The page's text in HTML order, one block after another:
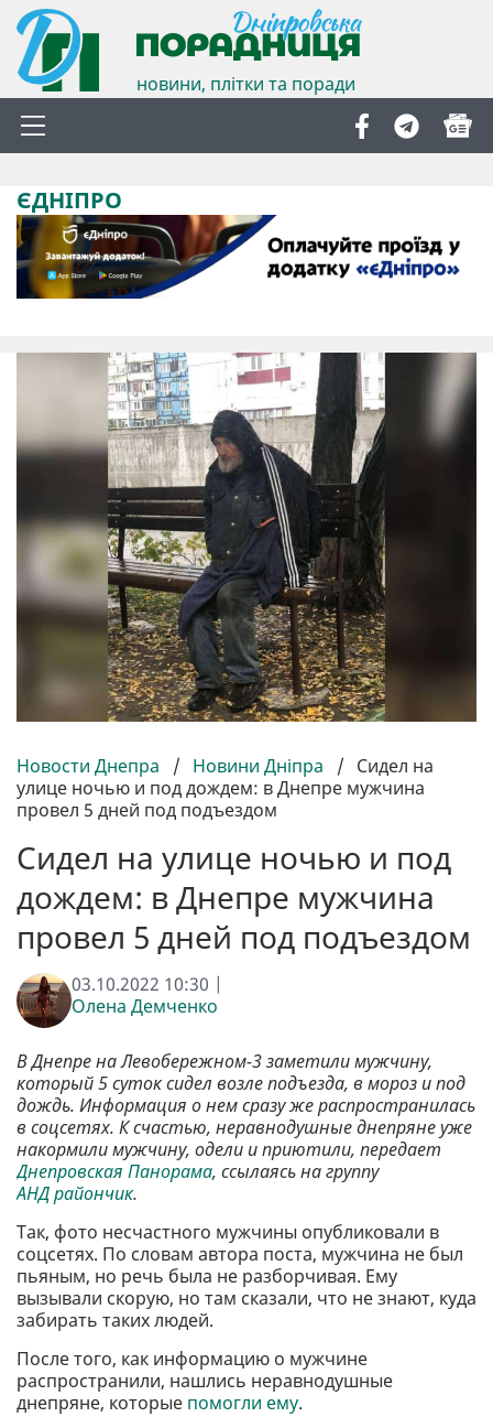
новини, плітки та поради
ЄДНІПРО
Новости Днепра / Новини Дніпра / Сидел на
улице ночью и под дождем: в Днепре мужчина
провел 5 дней под подъездом
Сидел на улице ночью и под
дождем: в Днепре мужчина
провел 5 дней под подъездом
03.10.2022 10:30 |
Олена Демченко
В Днепре на Левобережном-3 заметили мужчину,
который 5 суток сидел возле подъезда, в мороз и под
дождь. Информация о нем сразу же распространилась
в соцсетях. К счастью, неравнодушные днепряне уже
накормили мужчину, одели и приютили, передает
Днепровская Панорама, ссылаясь на группу
АНД райончик.
Так, фото несчастного мужчины опубликовали в
соцсетях. По словам автора поста, мужчина не был
пьяным, но речь была не разборчивая. Ему
вызывали скорую, но там сказали, что не знают, куда
забирать таких людей.
После того, как информацию о мужчине
распространили, нашлись неравнодушные
днепряне, которые помогли ему.